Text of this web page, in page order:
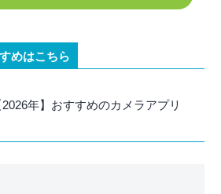
めはこちら
2026年】おすすめのカメラアプリ